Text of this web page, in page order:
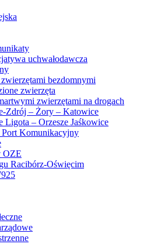
uchwałodawcza
bezdomnymi
zwierzęta
zwierzętami na drogach
Zdrój – Żory – Katowice
– Orzesze Jaśkowice
Komunikacyjny
OZE
Racibórz-Oświęcim